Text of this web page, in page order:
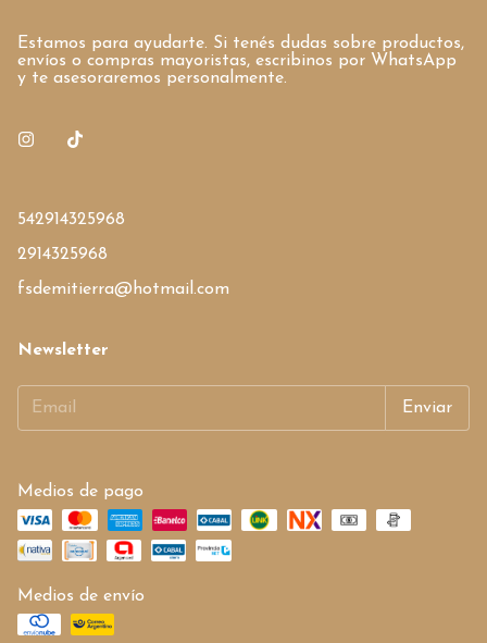
Estamos para ayudarte. Si tenés dudas sobre productos,
envíos o compras mayoristas, escribinos por WhatsApp
y te asesoraremos personalmente.
542914325968
2914325968
fsdemitierra@hotmail.com
Newsletter
Medios de pago
Medios de envío